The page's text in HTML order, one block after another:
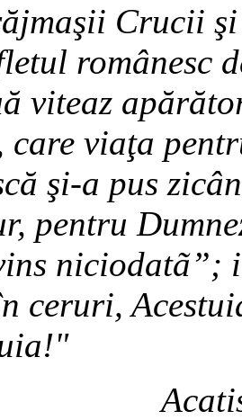
Crucii
românesc
viteaz
care viaţa
şi-a pus
pentru
niciodatã”;
ceruri,